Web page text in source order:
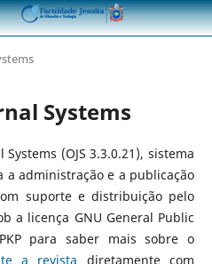
Systems
(OJS 3.3.0.21), sistema
administração e a publicação
suporte e distribuição pelo
a licença GNU General Public
para saber mais sobre o
a revista diretamente com